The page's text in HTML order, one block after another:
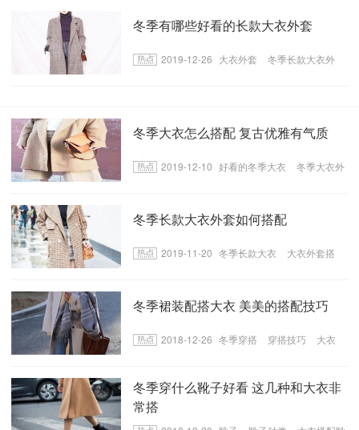
冬季有哪些好看的长款大衣外套
2019-12-26 大衣外套
冬季长款大衣外
冬季大衣怎么搭配 复古优雅有气质
2019-12-10 好看的冬季大衣
冬季大衣外
冬季长款大衣外套如何搭配
2019-11-20 冬季长款大衣
大衣外套搭
冬季裙装配搭大衣 美美的搭配技巧
2018-12-26 冬季穿搭 穿搭技巧 大衣
冬季穿什么靴子好看 这几种和大衣非
常搭